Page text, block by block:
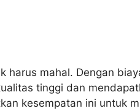
harus mahal. Dengan
tinggi dan
kesempatan ini untuk